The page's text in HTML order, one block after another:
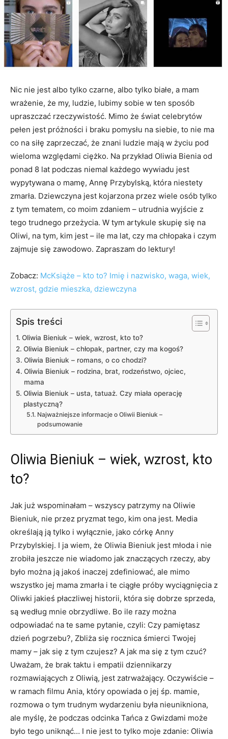
Nic nie jest albo tylko czarne, albo tylko białe, a mam
wrażenie, że my, ludzie, lubimy sobie w ten sposób
upraszczać rzeczywistość. Mimo że świat celebrytów
pełen jest próżności i braku pomysłu na siebie, to nie ma
co na siłę zaprzeczać, że znani ludzie mają w życiu pod
wieloma względami ciężko. Na przykład Oliwia Bienia od
ponad 8 lat podczas niemal każdego wywiadu jest
wypytywana o mamę, Annę Przybylską, która niestety
zmarła. Dziewczyna jest kojarzona przez wiele osób tylko
z tym tematem, co moim zdaniem – utrudnia wyjście z
tego trudnego przeżycia. W tym artykule skupię się na
Oliwi, na tym, kim jest – ile ma lat, czy ma chłopaka i czym
zajmuje się zawodowo. Zapraszam do lektury!
Zobacz: McKsiąże – kto to? Imię i nazwisko, waga, wiek,
wzrost, gdzie mieszka, dziewczyna
Spis treści
Oliwia Bieniuk – wiek, wzrost, kto to?
Oliwia Bieniuk – chłopak, partner, czy ma kogoś?
Oliwia Bieniuk – romans, o co chodzi?
Oliwia Bieniuk – rodzina, brat, rodzeństwo, ojciec,
mama
Oliwia Bieniuk – usta, tatuaż. Czy miała operację
plastyczną?
Najważniejsze informacje o Oliwii Bieniuk –
podsumowanie
Oliwia Bieniuk – wiek, wzrost, kto
to?
Jak już wspominałam – wszyscy patrzymy na Oliwie
Bieniuk, nie przez pryzmat tego, kim ona jest. Media
określają ją tylko i wyłącznie, jako córkę Anny
Przybylskiej. I ja wiem, że Oliwia Bieniuk jest młoda i nie
zrobiła jeszcze nie wiadomo jak znaczących rzeczy, aby
było można ją jakoś inaczej zdefiniować, ale mimo
wszystko jej mama zmarła i te ciągłe próby wyciągnięcia z
Oliwki jakieś płaczliwej historii, która się dobrze sprzeda,
są według mnie obrzydliwe. Bo ile razy można
odpowiadać na te same pytanie, czyli: Czy pamiętasz
dzień pogrzebu?, Zbliża się rocznica śmierci Twojej
mamy – jak się z tym czujesz? A jak ma się z tym czuć?
Uważam, że brak taktu i empatii dziennikarzy
rozmawiających z Oliwią, jest zatrważający. Oczywiście –
w ramach filmu Ania, który opowiada o jej śp. mamie,
rozmowa o tym trudnym wydarzeniu była nieunikniona,
ale myślę, że podczas odcinka Tańca z Gwizdami może
było tego uniknąć… I nie jest to tylko moje zdanie: Oliwia